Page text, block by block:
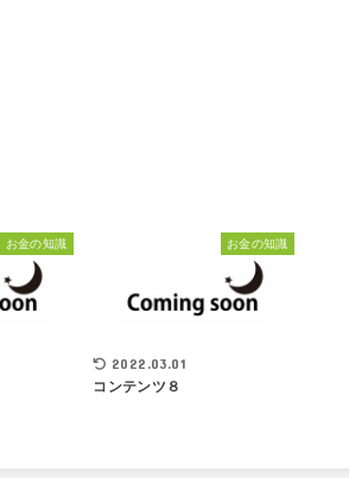
お金の知識 お金の知識
2022.03.01
コンテンツ８